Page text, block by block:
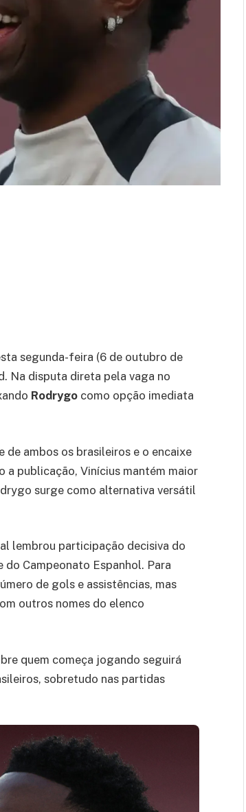
segunda-feira (6 de outubro de
Na disputa direta pela vaga no
Rodrygo como opção imediata
de ambos os brasileiros e o encaixe
publicação, Vinícius mantém maior
surge como alternativa versátil
lembrou participação decisiva do
do Campeonato Espanhol. Para
de gols e assistências, mas
outros nomes do elenco
quem começa jogando seguirá
sobretudo nas partidas